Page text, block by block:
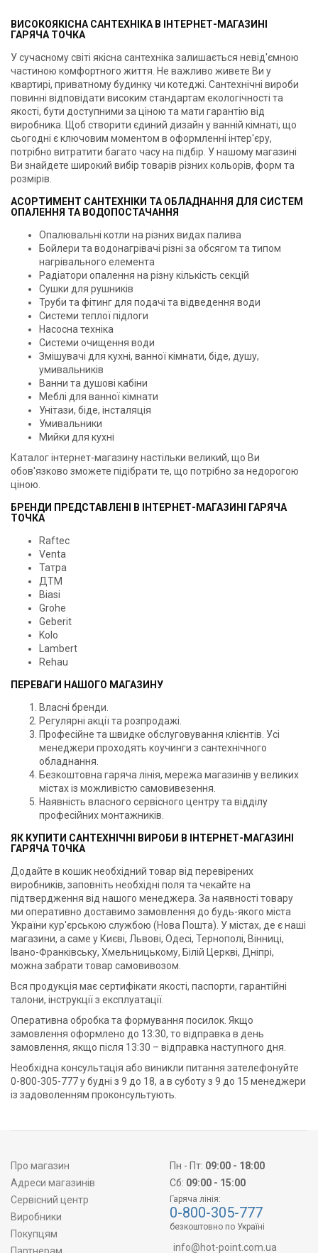
ВИСОКОЯКІСНА САНТЕХНІКА В ІНТЕРНЕТ-МАГАЗИНІ
ГАРЯЧА ТОЧКА
У сучасному світі якісна сантехніка залишається невід'ємною
частиною комфортного життя. Не важливо живете Ви у
квартирі, приватному будинку чи котеджі. Сантехнічні вироби
повинні відповідати високим стандартам екологічності та
якості, бути доступними за ціною та мати гарантію від
виробника. Щоб створити єдиний дизайн у ванній кімнаті, що
сьогодні є ключовим моментом в оформленні інтер'єру,
потрібно витратити багато часу на підбір. У нашому магазині
Ви знайдете широкий вибір товарів різних кольорів, форм та
розмірів.
АСОРТИМЕНТ САНТЕХНІКИ ТА ОБЛАДНАННЯ ДЛЯ СИСТЕМ
ОПАЛЕННЯ ТА ВОДОПОСТАЧАННЯ
Опалювальні котли на різних видах палива
Бойлери та водонагрівачі різні за обсягом та типом
нагрівального елемента
Радіатори опалення на різну кількість секцій
Сушки для рушників
Труби та фітинг для подачі та відведення води
Системи теплої підлоги
Насосна техніка
Системи очищення води
Змішувачі для кухні, ванної кімнати, біде, душу,
умивальників
Ванни та душові кабіни
Меблі для ванної кімнати
Унітази, біде, інсталяція
Умивальники
Мийки для кухні
Каталог інтернет-магазину настільки великий, що Ви
обов'язково зможете підібрати те, що потрібно за недорогою
ціною.
БРЕНДИ ПРЕДСТАВЛЕНІ В ІНТЕРНЕТ-МАГАЗИНІ ГАРЯЧА
ТОЧКА
Raftec
Venta
Татра
ДТМ
Biasi
Grohe
Geberit
Kolo
Lambert
Rehau
ПЕРЕВАГИ НАШОГО МАГАЗИНУ
Власні бренди.
Регулярні акції та розпродажі.
Професійне та швидке обслуговування клієнтів. Усі
менеджери проходять коучинги з сантехнічного
обладнання.
Безкоштовна гаряча лінія, мережа магазинів у великих
містах із можливістю самовивезення.
Наявність власного сервісного центру та відділу
професійних монтажників.
ЯК КУПИТИ САНТЕХНІЧНІ ВИРОБИ В ІНТЕРНЕТ-МАГАЗИНІ
ГАРЯЧА ТОЧКА
Додайте в кошик необхідний товар від перевірених
виробників, заповніть необхідні поля та чекайте на
підтвердження від нашого менеджера. За наявності товару
ми оперативно доставимо замовлення до будь-якого міста
України кур'єрською службою (Нова Пошта). У містах, де є наші
магазини, а саме у Києві, Львові, Одесі, Тернополі, Вінниці,
Івано-Франківську, Хмельницькому, Білій Церкві, Дніпрі,
можна забрати товар самовивозом.
Вся продукція має сертифікати якості, паспорти, гарантійні
талони, інструкції з експлуатації.
Оперативна обробка та формування посилок. Якщо
замовлення оформлено до 13:30, то відправка в день
замовлення, якщо після 13:30 – відправка наступного дня.
Необхідна консультація або виникли питання зателефонуйте
0-800-305-777 у будні з 9 до 18, а в суботу з 9 до 15 менеджери
із задоволенням проконсультують.
Про магазин
Адреси магазинів
Сервісний центр
Виробники
Покупцям
Пн - Пт: 09:00 - 18:00
Сб: 09:00 - 15:00
Гаряча лінія:
0-800-305-777
безкоштовно по Україні
info@hot-point.com.ua